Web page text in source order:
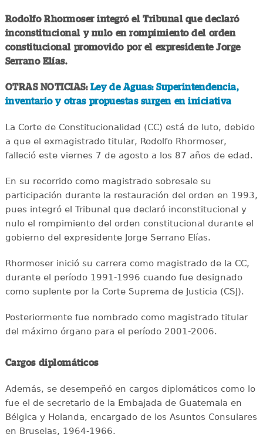
Rodolfo Rhormoser integró el Tribunal que declaró
inconstitucional y nulo en rompimiento del orden
constitucional promovido por el expresidente Jorge
Serrano Elías.
OTRAS NOTICIAS: Ley de Aguas: Superintendencia,
inventario y otras propuestas surgen en iniciativa
La Corte de Constitucionalidad (CC) está de luto, debido
a que el exmagistrado titular, Rodolfo Rhormoser,
falleció este viernes 7 de agosto a los 87 años de edad.
En su recorrido como magistrado sobresale su
participación durante la restauración del orden en 1993,
pues integró el Tribunal que declaró inconstitucional y
nulo el rompimiento del orden constitucional durante el
gobierno del expresidente Jorge Serrano Elías.
Rhormoser inició su carrera como magistrado de la CC,
durante el período 1991-1996 cuando fue designado
como suplente por la Corte Suprema de Justicia (CSJ).
Posteriormente fue nombrado como magistrado titular
del máximo órgano para el período 2001-2006.
Cargos diplomáticos
Además, se desempeñó en cargos diplomáticos como lo
fue el de secretario de la Embajada de Guatemala en
Bélgica y Holanda, encargado de los Asuntos Consulares
en Bruselas, 1964-1966.